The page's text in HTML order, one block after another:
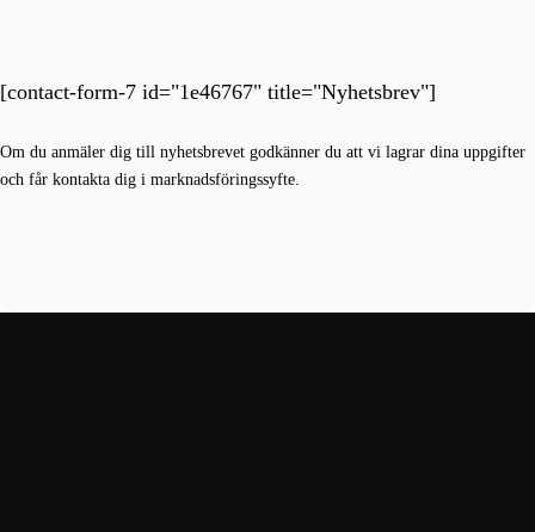
[contact-form-7 id="1e46767" title="Nyhetsbrev"]
Om du anmäler dig till nyhetsbrevet godkänner du att vi lagrar dina uppgifter
och får kontakta dig i marknadsföringssyfte.